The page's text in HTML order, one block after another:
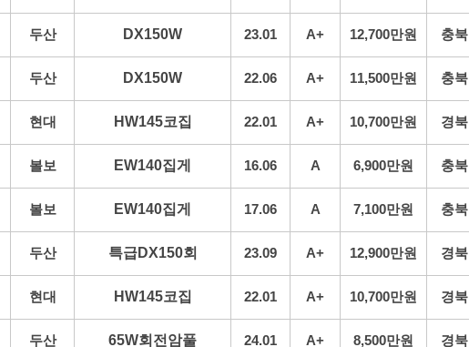
두산 DX150W 23.01 A+ 12,700만원 충북
두산 DX150W 22.06 A+ 11,500만원 충북
현대 HW145코집 22.01 A+ 10,700만원 경북
볼보 EW140집게 16.06 A 6,900만원 충북
볼보 EW140집게 17.06 A 7,100만원 충북
두산 특급DX150회 23.09 A+ 12,900만원 경북
현대 HW145코집 22.01 A+ 10,700만원 경북
두산 65W회전암풀 24.01 A+ 8,500만원 경북